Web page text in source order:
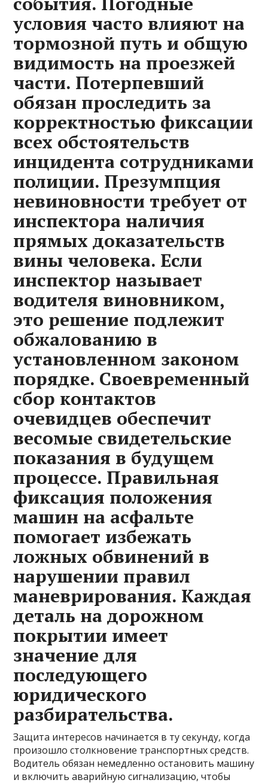
условия часто влияют на
тормозной путь и общую
видимость на проезжей
части. Потерпевший
обязан проследить за
корректностью фиксации
всех обстоятельств
инцидента сотрудниками
полиции. Презумпция
невиновности требует от
инспектора наличия
прямых доказательств
вины человека. Если
инспектор называет
водителя виновником,
это решение подлежит
обжалованию в
установленном законом
порядке. Своевременный
сбор контактов
очевидцев обеспечит
весомые свидетельские
показания в будущем
процессе. Правильная
фиксация положения
машин на асфальте
помогает избежать
ложных обвинений в
нарушении правил
маневрирования. Каждая
деталь на дорожном
покрытии имеет
значение для
последующего
юридического
разбирательства.
Защита интересов начинается в ту секунду, когда
произошло столкновение транспортных средств.
Водитель обязан немедленно остановить машину
и включить аварийную сигнализацию, чтобы